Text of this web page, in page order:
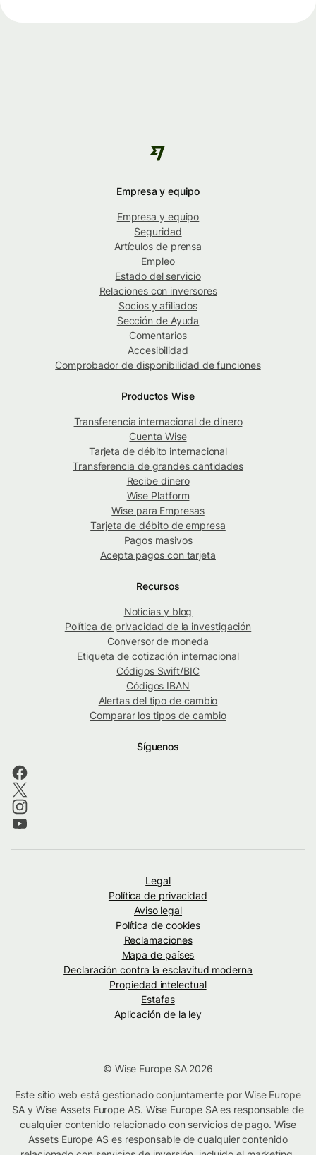
Empresa y equipo
Empresa y equipo
Seguridad
Artículos de prensa
Empleo
Estado del servicio
Relaciones con inversores
Socios y afiliados
Sección de Ayuda
Comentarios
Accesibilidad
Comprobador de disponibilidad de funciones
Productos Wise
Transferencia internacional de dinero
Cuenta Wise
Tarjeta de débito internacional
Transferencia de grandes cantidades
Recibe dinero
Wise Platform
Wise para Empresas
Tarjeta de débito de empresa
Pagos masivos
Acepta pagos con tarjeta
Recursos
Noticias y blog
Política de privacidad de la investigación
Conversor de moneda
Etiqueta de cotización internacional
Códigos Swift/BIC
Códigos IBAN
Alertas del tipo de cambio
Comparar los tipos de cambio
Síguenos
Legal
Política de privacidad
Aviso legal
Política de cookies
Reclamaciones
Mapa de países
Declaración contra la esclavitud moderna
Propiedad intelectual
Estafas
Aplicación de la ley
© Wise Europe SA 2026
Este sitio web está gestionado conjuntamente por Wise Europe
SA y Wise Assets Europe AS. Wise Europe SA es responsable de
cualquier contenido relacionado con servicios de pago. Wise
Assets Europe AS es responsable de cualquier contenido